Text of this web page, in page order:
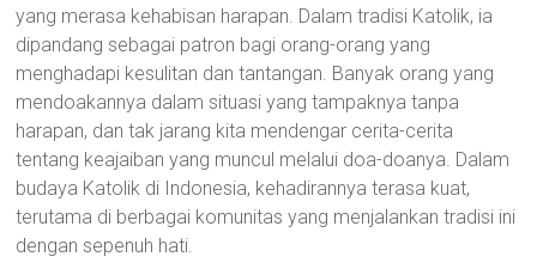
yang merasa kehabisan harapan. Dalam tradisi Katolik, ia
dipandang sebagai patron bagi orang-orang yang
menghadapi kesulitan dan tantangan. Banyak orang yang
mendoakannya dalam situasi yang tampaknya tanpa
harapan, dan tak jarang kita mendengar cerita-cerita
tentang keajaiban yang muncul melalui doa-doanya. Dalam
budaya Katolik di Indonesia, kehadirannya terasa kuat,
terutama di berbagai komunitas yang menjalankan tradisi ini
dengan sepenuh hati.